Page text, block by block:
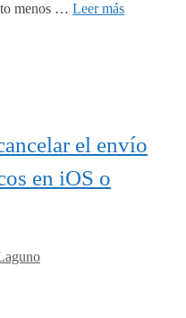
menos … Leer más
el envío
en iOS o